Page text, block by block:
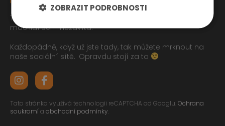
Tak jste se pročetli až sem dolu jo? To zasluhuje respekt,
moc lidí sem nezavítá.
Každopádně, když už jste tady, tak můžete mrknout na
naše sociální sítě. Opravdu stojí za to
Tato stránka využívá technologii reCAPTCHA od Googlu.Ochrana
soukromía obchodní podmínky.
ZOBRAZIT PODROBNOSTI